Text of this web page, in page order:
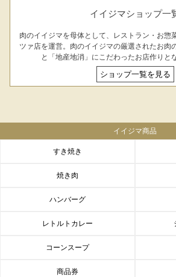
イイジマショップ一
肉のイイジマを母体として、レストラン・お惣
ツァ店を運営。肉のイイジマの厳選されたお肉
と「地産地消」にこだわったお店作りと
ショップ一覧を見る
イイジマ商品
すき焼き
焼き肉
ハンバーグ
レトルトカレー
コーンスープ
商品券